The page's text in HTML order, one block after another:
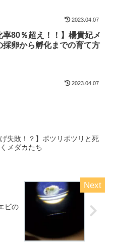
2023.04.07
率80％超え！！】楊貴妃メ
採卵から孵化までの育て方
2023.04.07
げ失敗！？】ポツリポツリと死
メダカたち
ビの